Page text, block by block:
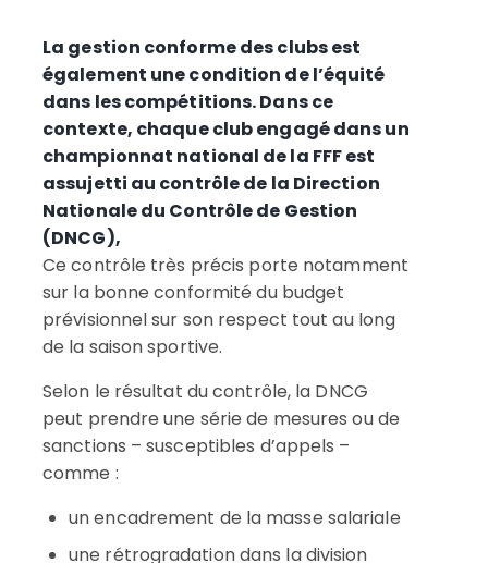
La gestion conforme des clubs est
également une condition de l’équité
dans les compétitions. Dans ce
contexte, chaque club engagé dans un
championnat national de la FFF est
assujetti au contrôle de la Direction
Nationale du Contrôle de Gestion
(DNCG),
Ce contrôle très précis porte notamment
sur la bonne conformité du budget
prévisionnel sur son respect tout au long
de la saison sportive.
Selon le résultat du contrôle, la DNCG
peut prendre une série de mesures ou de
sanctions – susceptibles d’appels –
comme :
un encadrement de la masse salariale
une rétrogradation dans la division